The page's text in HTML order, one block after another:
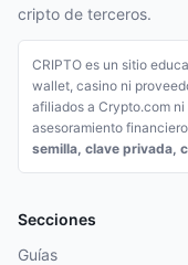
cripto de terceros.
CRIPTO es un sitio
wallet, casino ni
afiliados a Crypto.com
asesoramiento
semilla, clave privada,
Secciones
Guías